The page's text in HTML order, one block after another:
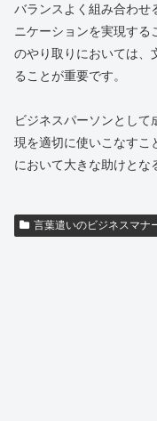
バランスよく組み合わせ
ニケーションを実現す
のやり取りにおいては、
ることが重要です。
ビジネスパーソンとして
現を適切に使いこなすこ
において大きな助けとな
言葉遣いのビジネスマナ